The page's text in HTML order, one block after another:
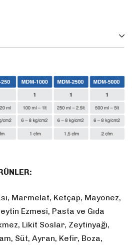
Marmelat, Ketçap, Mayonez,
Ezmesi, Pasta ve Gıda
Likit Soslar, Zeytinyağı,
Süt, Ayran, Kefir, Boza,